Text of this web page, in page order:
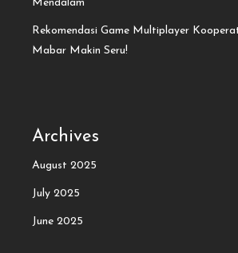
Mendalam
Rekomendasi Game Multiplayer
Mabar Makin Seru!
Archives
August 2025
July 2025
June 2025